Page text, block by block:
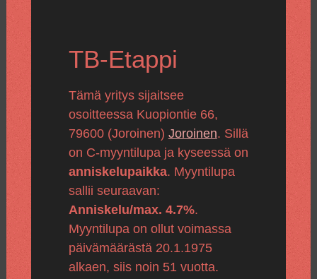
TB-Etappi
Tämä yritys sijaitsee
osoitteessa Kuopiontie 66,
79600 (Joroinen) Joroinen. Sillä
on C-myyntilupa ja kyseessä on
anniskelupaikka. Myyntilupa
sallii seuraavan:
Anniskelu/max. 4.7%.
Myyntilupa on ollut voimassa
päivämäärästä 20.1.1975
alkaen, siis noin 51 vuotta.